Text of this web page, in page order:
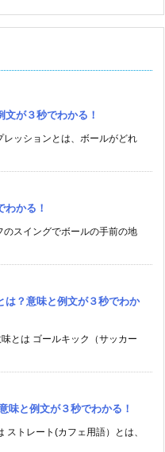
文が３秒でわかる！
レッションとは、ボールがどれ
わかる！
のスイングでボールの手前の地
は？意味と例文が３秒でわか
とは ゴールキック（サッカー
味と例文が３秒でわかる！
ストレート(カフェ用語）とは、